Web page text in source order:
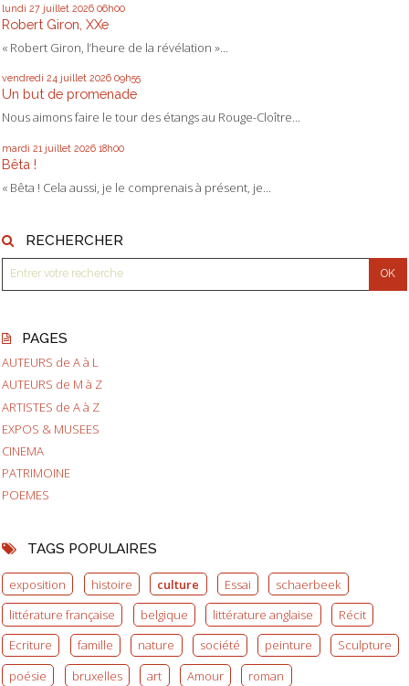
lundi 27 juillet 2026 06h00
Robert Giron, XXe
« Robert Giron, l’heure de la révélation »...
vendredi 24 juillet 2026 09h55
Un but de promenade
Nous aimons faire le tour des étangs au Rouge-Cloître...
mardi 21 juillet 2026 18h00
Bêta !
« Bêta ! Cela aussi, je le comprenais à présent, je...
RECHERCHER
PAGES
AUTEURS de A à L
AUTEURS de M à Z
ARTISTES de A à Z
EXPOS & MUSEES
CINEMA
PATRIMOINE
POEMES
TAGS POPULAIRES
exposition histoire culture Essai
schaerbeek
littérature française
belgique littérature anglaise
Récit
Ecriture
famille nature société peinture
Sculpture
poésie
bruxelles art Amour roman